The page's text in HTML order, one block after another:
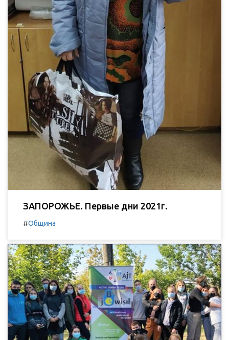
ЗАПОРОЖЬЕ. Первые дни 2021г.
#Община